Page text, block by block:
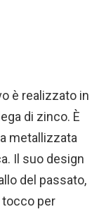
è realizzato in
di zinco. È
metallizzata
Il suo design
del passato,
tocco per